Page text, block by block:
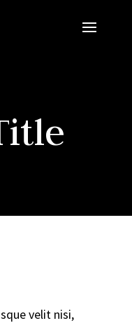
velit nisi,